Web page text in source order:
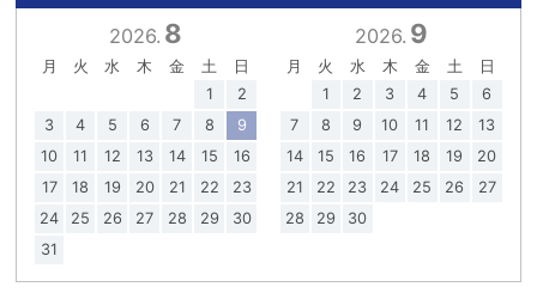
2026. 8
月 火 水 木 金 土
日
1
2
3
4 5 6 7 8
9
10
11 12 13 14 15
16
17
18 19 20 21 22
23
24
25 26 27 28 29
30
31
2026. 9
月 火 水 木 金 土
日
1
2 3 4 5
6
7
8 9 10 11 12
13
14
15 16 17 18 19
20
21
22 23 24 25 26
27
28
29 30